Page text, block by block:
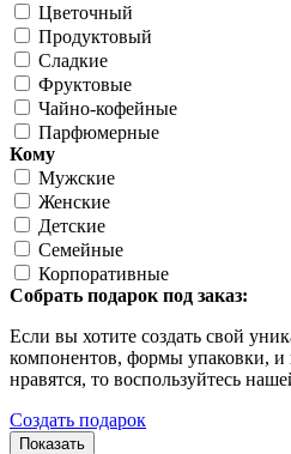
Цветочный
Продуктовый
Сладкие
Фруктовые
Чайно-кофейные
Парфюмерные
Кому
Мужские
Женские
Детские
Семейные
Корпоративные
Собрать подарок под заказ:
Если вы хотите создать свой
компонентов, формы упаковки, и
нравятся, то воспользуйтесь
Создать подарок